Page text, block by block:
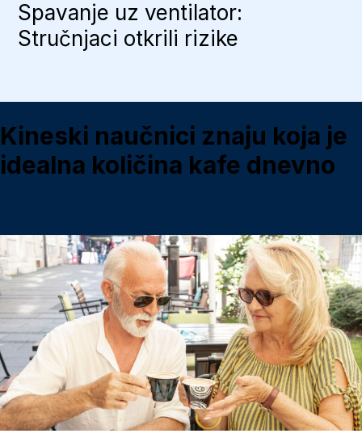
Spavanje uz ventilator:
Stručnjaci otkrili rizike
Kineski naučnici znaju koja je
idealna količina kafe dnevno